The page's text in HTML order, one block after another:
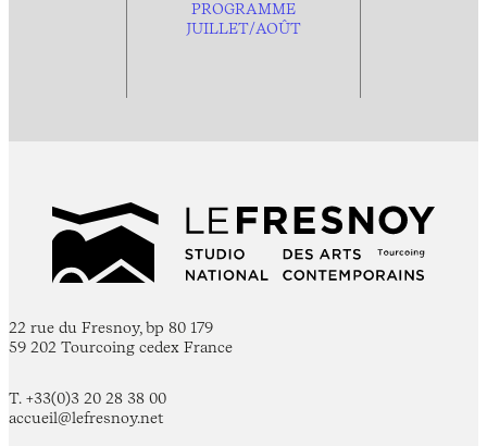
PROGRAMME
JUILLET/AOÛT
22 rue du Fresnoy, bp 80 179
59 202 Tourcoing cedex France
T. +33(0)3 20 28 38 00
accueil@lefresnoy.net